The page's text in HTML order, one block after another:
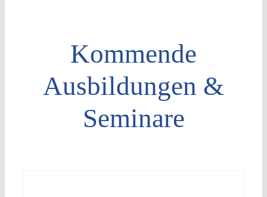
Kommende
Ausbildungen &
Seminare